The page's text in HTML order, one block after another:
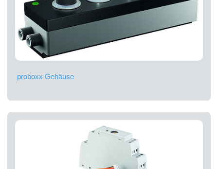
proboxx Gehäuse